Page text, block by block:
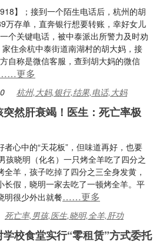
】；接到一个陌生电话后，杭州的胡
万存单，直奔银行想要转账，幸好女儿
个关键电话，被中泰派出所警力及时劝
住余杭中泰街道南湖村的胡大妈，接
自称是微信客服，查到胡大妈的微信
更多
杭州,大妈,银行,结果,电话,大妈
然肝衰竭！医生：死亡率极
心中的“天花板”，但味道再好，也要
孩晓明（化名）一只烤全羊吃了四分之
羊，孩子吃掉了四分之三全身发黄，
长假，晓明一家去吃了一顿烤全羊。平
明很少外出就餐……更多
死亡率,男孩,医生,晓明,全羊,肝功
校食堂实行“零租赁”方式委托